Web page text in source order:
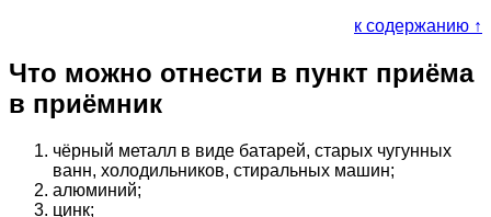
к содержанию ↑
Что можно отнести в пункт приёма
в приёмник
чёрный металл в виде батарей, старых чугунных
ванн, холодильников, стиральных машин;
алюминий;
цинк;